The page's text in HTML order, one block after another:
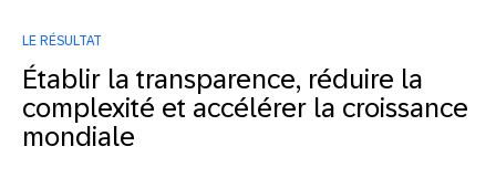
LE RÉSULTAT
Établir la transparence, réduire la
complexité et accélérer la croissance
mondiale